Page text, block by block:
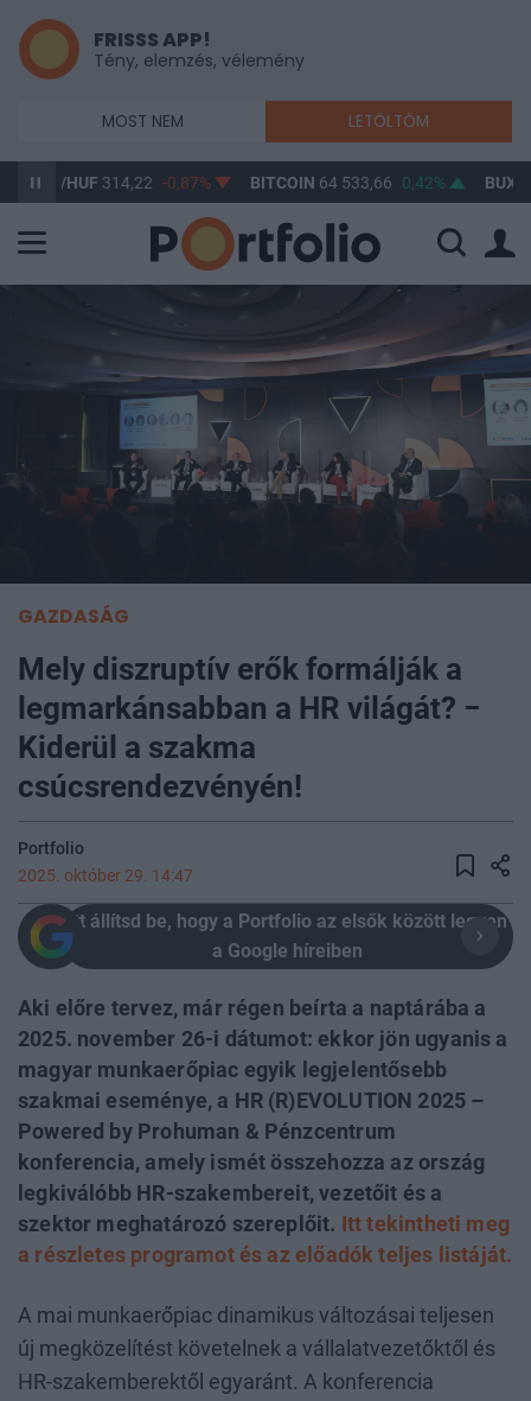
FRISSS APP!
Tény, elemzés, vélemény
MOST NEM LETÖLTÖM
HUF 314,22 -0,87% BITCOIN64 533,66 0,42% BUX 148
GAZDASÁG
Mely diszruptív erők formálják a
legmarkánsabban a HR világát? −
Kiderül a szakma
csúcsrendezvényén!
Portfolio
2025. október 29. 14:47
Itt állítsd be, hogy a Portfolio az elsők között legyen
a Google híreiben
Aki előre tervez, már régen beírta a naptárába a
2025. november 26-i dátumot: ekkor jön ugyanis a
magyar munkaerőpiac egyik legjelentősebb
szakmai eseménye, a HR (R)EVOLUTION 2025 –
Powered by Prohuman & Pénzcentrum
konferencia, amely ismét összehozza az ország
legkiválóbb HR-szakembereit, vezetőit és a
szektor meghatározó szereplőit. Itt tekintheti meg
a részletes programot és az előadók teljes listáját.
A mai munkaerőpiac dinamikus változásai teljesen
új megközelítést követelnek a vállalatvezetőktől és
HR-szakemberektől egyaránt. A konferencia